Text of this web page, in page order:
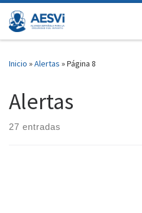
Saltar al contenido
Inicio »Alertas »Página 8
Alertas
27 entradas